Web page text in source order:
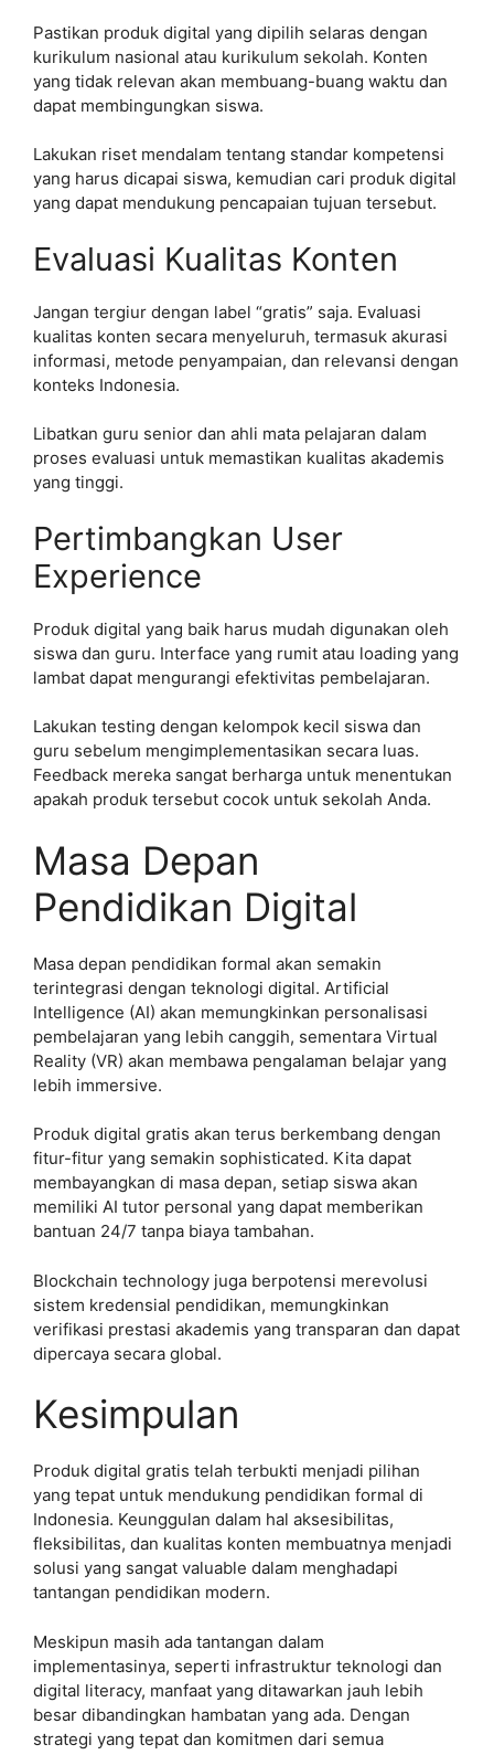
Pastikan produk digital yang dipilih selaras dengan
kurikulum nasional atau kurikulum sekolah. Konten
yang tidak relevan akan membuang-buang waktu dan
dapat membingungkan siswa.
Lakukan riset mendalam tentang standar kompetensi
yang harus dicapai siswa, kemudian cari produk digital
yang dapat mendukung pencapaian tujuan tersebut.
Evaluasi Kualitas Konten
Jangan tergiur dengan label “gratis” saja. Evaluasi
kualitas konten secara menyeluruh, termasuk akurasi
informasi, metode penyampaian, dan relevansi dengan
konteks Indonesia.
Libatkan guru senior dan ahli mata pelajaran dalam
proses evaluasi untuk memastikan kualitas akademis
yang tinggi.
Pertimbangkan User
Experience
Produk digital yang baik harus mudah digunakan oleh
siswa dan guru. Interface yang rumit atau loading yang
lambat dapat mengurangi efektivitas pembelajaran.
Lakukan testing dengan kelompok kecil siswa dan
guru sebelum mengimplementasikan secara luas.
Feedback mereka sangat berharga untuk menentukan
apakah produk tersebut cocok untuk sekolah Anda.
Masa Depan
Pendidikan Digital
Masa depan pendidikan formal akan semakin
terintegrasi dengan teknologi digital. Artificial
Intelligence (AI) akan memungkinkan personalisasi
pembelajaran yang lebih canggih, sementara Virtual
Reality (VR) akan membawa pengalaman belajar yang
lebih immersive.
Produk digital gratis akan terus berkembang dengan
fitur-fitur yang semakin sophisticated. Kita dapat
membayangkan di masa depan, setiap siswa akan
memiliki AI tutor personal yang dapat memberikan
bantuan 24/7 tanpa biaya tambahan.
Blockchain technology juga berpotensi merevolusi
sistem kredensial pendidikan, memungkinkan
verifikasi prestasi akademis yang transparan dan dapat
dipercaya secara global.
Kesimpulan
Produk digital gratis telah terbukti menjadi pilihan
yang tepat untuk mendukung pendidikan formal di
Indonesia. Keunggulan dalam hal aksesibilitas,
fleksibilitas, dan kualitas konten membuatnya menjadi
solusi yang sangat valuable dalam menghadapi
tantangan pendidikan modern.
Meskipun masih ada tantangan dalam
implementasinya, seperti infrastruktur teknologi dan
digital literacy, manfaat yang ditawarkan jauh lebih
besar dibandingkan hambatan yang ada. Dengan
strategi yang tepat dan komitmen dari semua